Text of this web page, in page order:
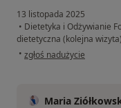
13 listopada 2025
• Dietetyka i Odżywianie
dietetyczna (kolejna wizyta)
• w opinii użytkownika Edyta
zgłoś nadużycie
Maria